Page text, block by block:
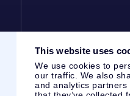
This website uses
We use cookies to
our traffic. We also
and analytics partners